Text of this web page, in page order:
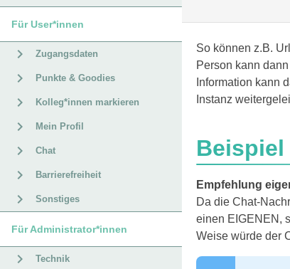
Für User*innen
Zugangsdaten
Punkte & Goodies
Kolleg*innen markieren
Mein Profil
Chat
Barrierefreiheit
Sonstiges
Für Administrator*innen
Technik
So können z.B.
Person kann
Information kann
Instanz
Beispiel
Empfehlung
Da die Chat-
einen EIGENEN,
Weise würde der